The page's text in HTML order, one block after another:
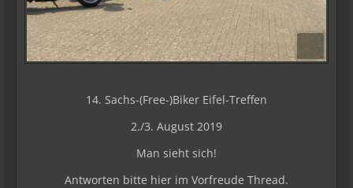
14. Sachs-(Free-)Biker Eifel-Treffen
2./3. August 2019
Man sieht sich!
Antworten bitte hier im Vorfreude Thread.